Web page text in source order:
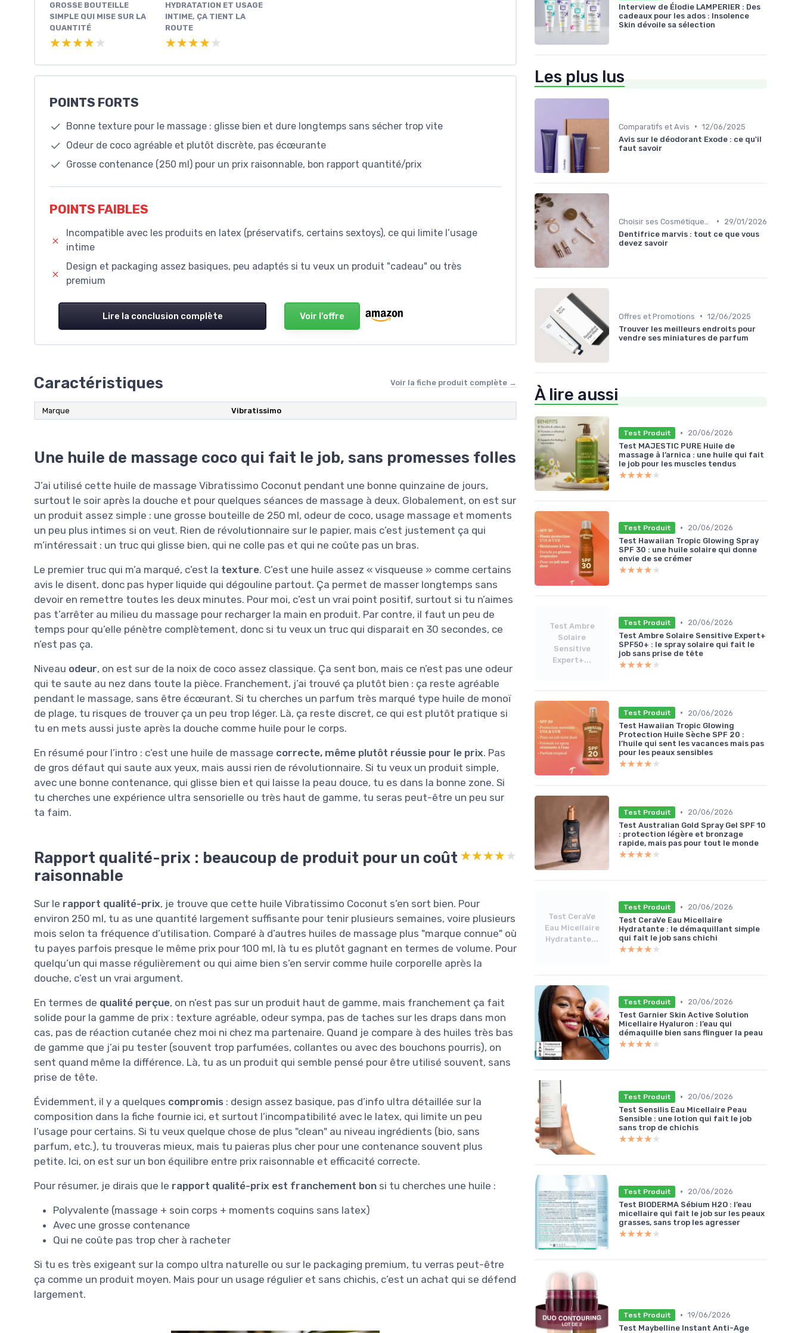
GROSSE BOUTEILLE
SIMPLE QUI MISE SUR LA
QUANTITÉ
★★★★★
★★★★★
HYDRATATION ET USAGE
INTIME, ÇA TIENT LA
ROUTE
★★★★★
★★★★★
POINTS FORTS
Bonne texture pour le massage : glisse bien et dure longtemps sans sécher trop vite
Odeur de coco agréable et plutôt discrète, pas écœurante
Grosse contenance (250 ml) pour un prix raisonnable, bon rapport quantité/prix
POINTS FAIBLES
Incompatible avec les produits en latex (préservatifs, certains sextoys), ce qui limite l’usage
intime
Design et packaging assez basiques, peu adaptés si tu veux un produit "cadeau" ou très
premium
Lire la conclusion complète Voir l'offre
Caractéristiques Voir la fiche produit complète →
Marque Vibratissimo
Une huile de massage coco qui fait le job, sans promesses folles
J’ai utilisé cette huile de massage Vibratissimo Coconut pendant une bonne quinzaine de jours,
surtout le soir après la douche et pour quelques séances de massage à deux. Globalement, on est sur
un produit assez simple : une grosse bouteille de 250 ml, odeur de coco, usage massage et moments
un peu plus intimes si on veut. Rien de révolutionnaire sur le papier, mais c’est justement ça qui
m’intéressait : un truc qui glisse bien, qui ne colle pas et qui ne coûte pas un bras.
Le premier truc qui m’a marqué, c’est la texture. C’est une huile assez « visqueuse » comme certains
avis le disent, donc pas hyper liquide qui dégouline partout. Ça permet de masser longtemps sans
devoir en remettre toutes les deux minutes. Pour moi, c’est un vrai point positif, surtout si tu n’aimes
pas t’arrêter au milieu du massage pour recharger la main en produit. Par contre, il faut un peu de
temps pour qu’elle pénètre complètement, donc si tu veux un truc qui disparait en 30 secondes, ce
n’est pas ça.
Niveau odeur, on est sur de la noix de coco assez classique. Ça sent bon, mais ce n’est pas une odeur
qui te saute au nez dans toute la pièce. Franchement, j’ai trouvé ça plutôt bien : ça reste agréable
pendant le massage, sans être écœurant. Si tu cherches un parfum très marqué type huile de monoï
de plage, tu risques de trouver ça un peu trop léger. Là, ça reste discret, ce qui est plutôt pratique si
tu en mets aussi juste après la douche comme huile pour le corps.
En résumé pour l’intro : c’est une huile de massage correcte, même plutôt réussie pour le prix. Pas
de gros défaut qui saute aux yeux, mais aussi rien de révolutionnaire. Si tu veux un produit simple,
avec une bonne contenance, qui glisse bien et qui laisse la peau douce, tu es dans la bonne zone. Si
tu cherches une expérience ultra sensorielle ou très haut de gamme, tu seras peut-être un peu sur
ta faim.
Rapport qualité-prix : beaucoup de produit pour un coût
raisonnable
★★★★★
★★★★★
Sur le rapport qualité-prix, je trouve que cette huile Vibratissimo Coconut s’en sort bien. Pour
environ 250 ml, tu as une quantité largement suffisante pour tenir plusieurs semaines, voire plusieurs
mois selon ta fréquence d’utilisation. Comparé à d’autres huiles de massage plus "marque connue" où
tu payes parfois presque le même prix pour 100 ml, là tu es plutôt gagnant en termes de volume. Pour
quelqu’un qui masse régulièrement ou qui aime bien s’en servir comme huile corporelle après la
douche, c’est un vrai argument.
En termes de qualité perçue, on n’est pas sur un produit haut de gamme, mais franchement ça fait
solide pour la gamme de prix : texture agréable, odeur sympa, pas de taches sur les draps dans mon
cas, pas de réaction cutanée chez moi ni chez ma partenaire. Quand je compare à des huiles très bas
de gamme que j’ai pu tester (souvent trop parfumées, collantes ou avec des bouchons pourris), on
sent quand même la différence. Là, tu as un produit qui semble pensé pour être utilisé souvent, sans
prise de tête.
Évidemment, il y a quelques compromis : design assez basique, pas d’info ultra détaillée sur la
composition dans la fiche fournie ici, et surtout l’incompatibilité avec le latex, qui limite un peu
l’usage pour certains. Si tu veux quelque chose de plus "clean" au niveau ingrédients (bio, sans
parfum, etc.), tu trouveras mieux, mais tu paieras plus cher pour une contenance souvent plus
petite. Ici, on est sur un bon équilibre entre prix raisonnable et efficacité correcte.
Pour résumer, je dirais que le rapport qualité-prix est franchement bon si tu cherches une huile :
Polyvalente (massage + soin corps + moments coquins sans latex)
Avec une grosse contenance
Qui ne coûte pas trop cher à racheter
Si tu es très exigeant sur la compo ultra naturelle ou sur le packaging premium, tu verras peut-être
ça comme un produit moyen. Mais pour un usage régulier et sans chichis, c’est un achat qui se défend
largement.
Interview de Élodie LAMPERIER : Des
cadeaux pour les ados : Insolence
Skin dévoile sa sélection
Les plus lus
Comparatifs et Avis • 12/06/2025
Avis sur le déodorant Exode : ce qu'il
faut savoir
•
29/01/2026
Dentifrice marvis : tout ce que vous
devez savoir
Offres et Promotions • 12/06/2025
Trouver les meilleurs endroits pour
vendre ses miniatures de parfum
À lire aussi
Test Produit •
20/06/2026
Test MAJESTIC PURE Huile de
massage à l’arnica : une huile qui fait
le job pour les muscles tendus
★★★★★
★★★★★
Test Produit •
20/06/2026
Test Hawaiian Tropic Glowing Spray
SPF 30 : une huile solaire qui donne
envie de se crémer
★★★★★
★★★★★
Test Ambre
Solaire
Sensitive
Expert+...
Test Produit •
20/06/2026
Test Ambre Solaire Sensitive Expert+
SPF50+ : le spray solaire qui fait le
job sans prise de tête
★★★★★
★★★★★
Test Produit •
20/06/2026
Test Hawaiian Tropic Glowing
Protection Huile Sèche SPF 20 :
l’huile qui sent les vacances mais pas
pour les peaux sensibles
★★★★★
★★★★★
Test Produit •
20/06/2026
Test Australian Gold Spray Gel SPF 10
: protection légère et bronzage
rapide, mais pas pour tout le monde
★★★★★
★★★★★
Test CeraVe
Eau Micellaire
Hydratante...
Test Produit •
20/06/2026
Test CeraVe Eau Micellaire
Hydratante : le démaquillant simple
qui fait le job sans chichi
★★★★★
★★★★★
Test Produit •
20/06/2026
Test Garnier Skin Active Solution
Micellaire Hyaluron : l’eau qui
démaquille bien sans flinguer la peau
★★★★★
★★★★★
Test Produit •
20/06/2026
Test Sensilis Eau Micellaire Peau
Sensible : une lotion qui fait le job
sans trop de chichis
★★★★★
★★★★★
Test Produit •
20/06/2026
Test BIODERMA Sébium H2O : l’eau
micellaire qui fait le job sur les peaux
grasses, sans trop les agresser
★★★★★
★★★★★
Test Produit • 19/06/2026
Test Maybelline Instant Anti-Age